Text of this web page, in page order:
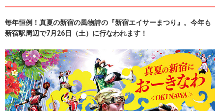
毎年恒例！真夏の新宿の風物詩の『新宿エイサーまつり』。今年も
新宿駅周辺で7月26日（土）に行なわれます！